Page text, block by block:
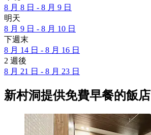
8 月 8 日 - 8 月 9 日
明天
8 月 9 日 - 8 月 10 日
下週末
8 月 14 日 - 8 月 16 日
2 週後
8 月 21 日 - 8 月 23 日
新村洞提供免費早餐的飯店